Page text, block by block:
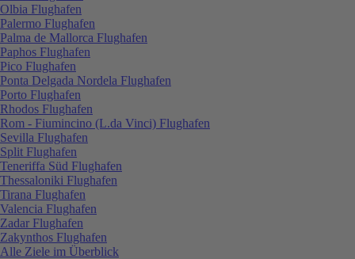
Olbia Flughafen
Palermo Flughafen
Palma de Mallorca Flughafen
Paphos Flughafen
Pico Flughafen
Ponta Delgada Nordela Flughafen
Porto Flughafen
Rhodos Flughafen
Rom - Fiumincino (L.da Vinci) Flughafen
Sevilla Flughafen
Split Flughafen
Teneriffa Süd Flughafen
Thessaloniki Flughafen
Tirana Flughafen
Valencia Flughafen
Zadar Flughafen
Zakynthos Flughafen
Alle Ziele im Überblick